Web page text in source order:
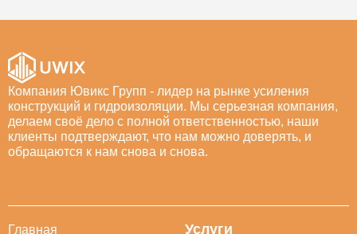
Компания Ювикс Групп - лидер на рынке усиления
конструкций и гидроизоляции. Мы серьезная компания,
делаем своё дело с полной ответственностью, наши
клиенты подтверждают, что нам можно доверять, и
обращаются к нам снова и снова.
Главная
Услуги